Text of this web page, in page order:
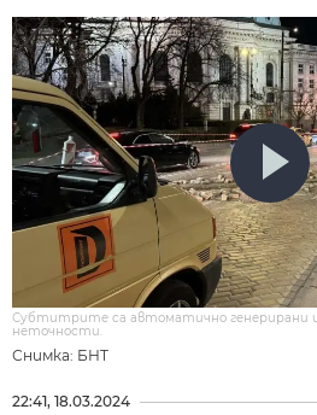
Снимка: БНТ
Субтитрите са автоматично генерирани
неточности.
22:41, 18.03.2024